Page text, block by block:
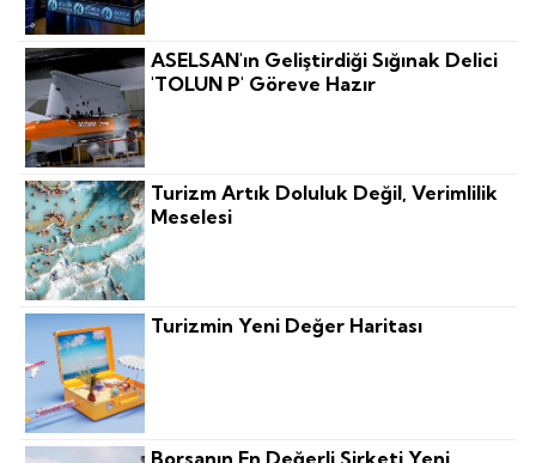
ASELSAN'ın Geliştirdiği Sığınak Delici
'TOLUN P' Göreve Hazır
Turizm Artık Doluluk Değil, Verimlilik
Meselesi
Turizmin Yeni Değer Haritası